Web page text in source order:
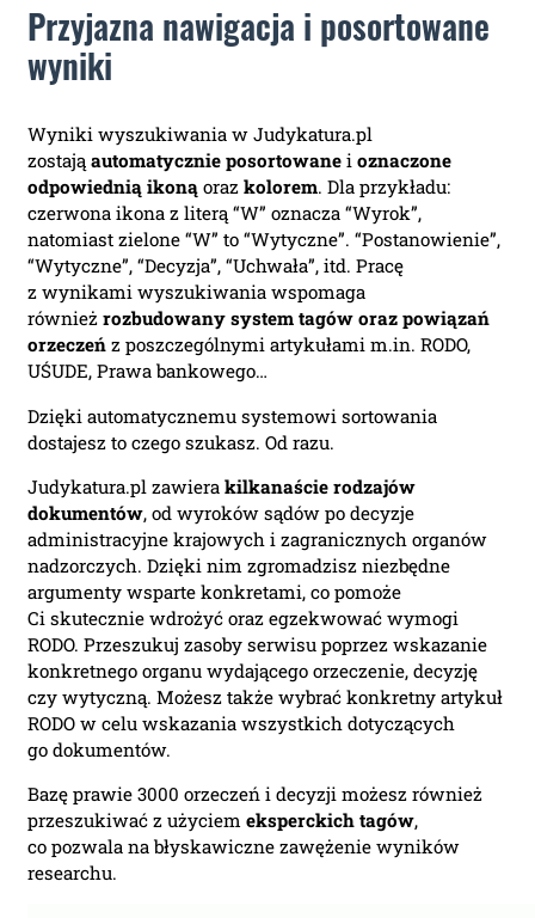
Ponad 2000 orzeczeń
o Ochronie Danych
Osobowych (RODO).
Codzienna aktualizacja
bazy orzeczeń.
Teraz zamawiasz Szkolenie RODO -
Inspektor Ochrony Danych.
Nie musisz podawać karty
płatniczej.Wystarczy, że wypełnisz
otrzymasz fakturę VAT
do opłacenia.Ważne:Dopiero
po zaksięgowaniu płatności –
system utworzy konto użytkownika
oraz uruchomi subskrypcję. Dopiero
od tego momentu rozpoczyna się
okres Subskrypcji.
Please leave this field empty.
Aktualności Plus 360
Wyszukiwarka 360
Wyszukiwarka Plus 360 dni
Adres e-mail:
Przyjazna nawigacja i posortowane
wyniki
Wyniki wyszukiwania w Judykatura.pl
zostają automatycznie posortowane i oznaczone
odpowiednią ikoną oraz kolorem. Dla przykładu:
czerwona ikona z literą “W” oznacza “Wyrok”,
natomiast zielone “W” to “Wytyczne”. “Postanowienie”,
“Wytyczne”, “Decyzja”, “Uchwała”, itd. Pracę
z wynikami wyszukiwania wspomaga
również rozbudowany system tagów oraz powiązań
orzeczeń z poszczególnymi artykułami m.in. RODO,
UŚUDE, Prawa bankowego…
Dzięki automatycznemu systemowi sortowania
dostajesz to czego szukasz. Od razu.
Judykatura.pl zawiera kilkanaście rodzajów
dokumentów, od wyroków sądów po decyzje
administracyjne krajowych i zagranicznych organów
nadzorczych. Dzięki nim zgromadzisz niezbędne
argumenty wsparte konkretami, co pomoże
Ci skutecznie wdrożyć oraz egzekwować wymogi
RODO. Przeszukuj zasoby serwisu poprzez wskazanie
konkretnego organu wydającego orzeczenie, decyzję
czy wytyczną. Możesz także wybrać konkretny artykuł
RODO w celu wskazania wszystkich dotyczących
go dokumentów.
Bazę prawie 3000 orzeczeń i decyzji możesz również
przeszukiwać z użyciem eksperckich tagów,
co pozwala na błyskawiczne zawężenie wyników
researchu.